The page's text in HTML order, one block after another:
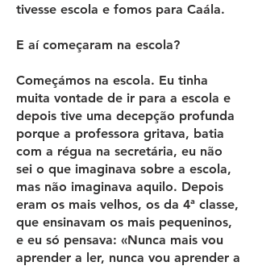
tivesse escola e fomos para Caála.
E aí começaram na escola?
Começámos na escola. Eu tinha
muita vontade de ir para a escola e
depois tive uma decepção profunda
porque a professora gritava, batia
com a régua na secretária, eu não
sei o que imaginava sobre a escola,
mas não imaginava aquilo. Depois
eram os mais velhos, os da 4ª classe,
que ensinavam os mais pequeninos,
e eu só pensava: «Nunca mais vou
aprender a ler, nunca vou aprender a